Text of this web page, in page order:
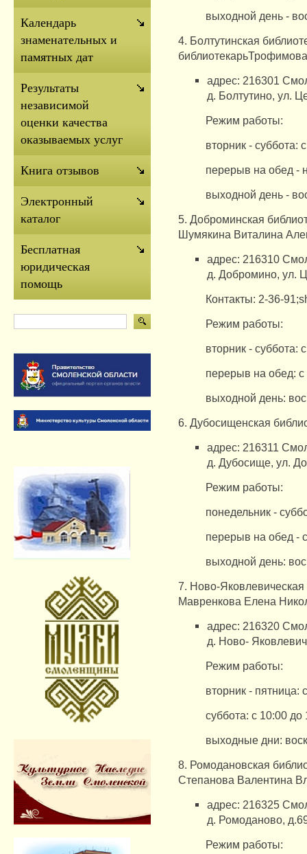
выходной день -
4. Болтутинская
адрес: 216301
д. Болтутино, ул.
Режим работы:
вторник - суббота:
перерыв на обед -
выходной день -
5. Доброминская
Шумякина Виталина
адрес: 216310
д.
Добромино, ул.
Контакты: 2-36-
Режим работы:
вторник - суббота:
перерыв на обед:
выходной день:
6. Дубосищенская
адрес: 216311
д.
Дубосище, ​​ул.
Режим работы:
понедельник -
перерыв на обед -
выходной день:
7. Ново-
Мавренкова Елена
адрес: 216320
д. Ново-
Режим работы:
вторник - пятница:
суббота: с 10:00 до
выходные дни:
8. Ромодановская
Степанова Валентина
адрес: 216325
д. Ромоданово,
​Режим работы:
Календарь
знаменательных и
памятных дат
Результаты
независимой
оценки качества
оказываемых услуг
Книга отзывов
Электронный
каталог
Бесплатная
юридическая
помощь